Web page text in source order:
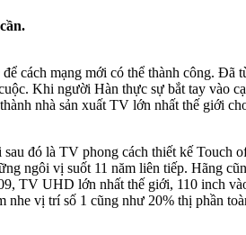
cách mạng mới có thể thành công. Đã
Khi người Hàn thực sự bắt tay vào
nhà sản xuất TV lớn nhất thế giới
đó là TV phong cách thiết kế Touch
ngôi vị suốt 11 năm liên tiếp. Hãng
TV UHD lớn nhất thế giới, 110 inch
vị trí số 1 cũng như 20% thị phần